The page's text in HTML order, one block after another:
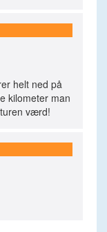
helt ned på
kilometer man
værd!